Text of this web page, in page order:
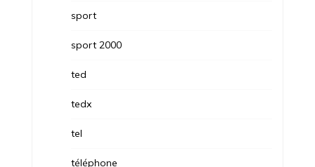
sport
sport 2000
ted
tedx
tel
téléphone